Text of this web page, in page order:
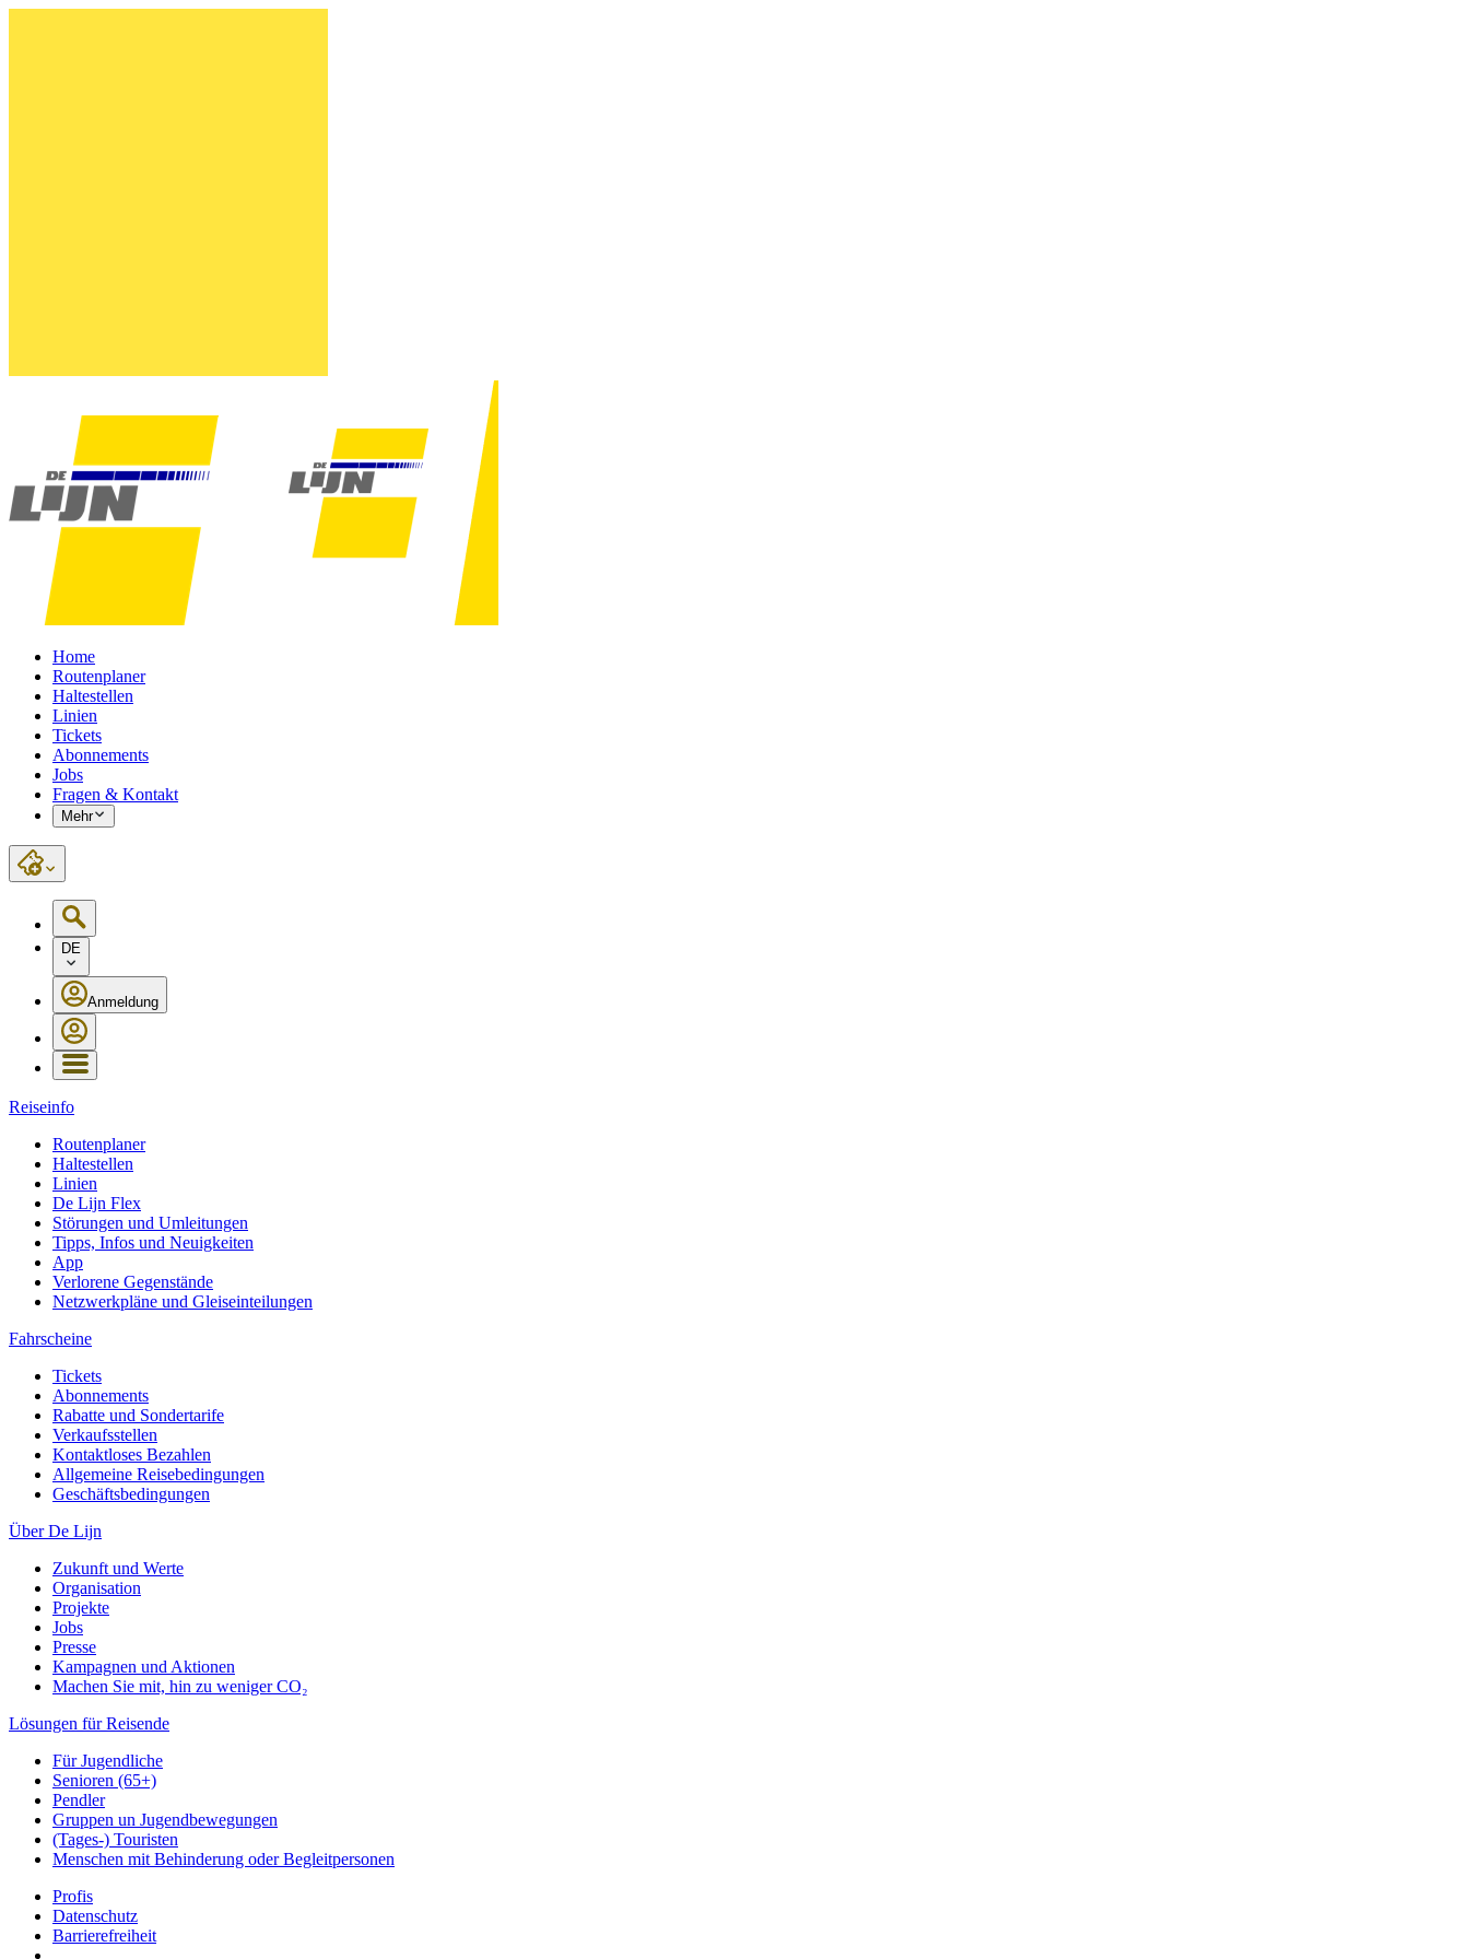
Home
Routenplaner
Haltestellen
Linien
Tickets
Abonnements
Jobs
Fragen & Kontakt
Mehr
DE
Anmeldung
Reiseinfo
Routenplaner
Haltestellen
Linien
De Lijn Flex
Störungen und Umleitungen
Tipps, Infos und Neuigkeiten
App
Verlorene Gegenstände
Netzwerkpläne und Gleiseinteilungen
Fahrscheine
Tickets
Abonnements
Rabatte und Sondertarife
Verkaufsstellen
Kontaktloses Bezahlen
Allgemeine Reisebedingungen
Geschäftsbedingungen
Über De Lijn
Zukunft und Werte
Organisation
Projekte
Jobs
Presse
Kampagnen und Aktionen
Machen Sie mit, hin zu weniger CO₂
Lösungen für Reisende
Für Jugendliche
Senioren (65+)
Pendler
Gruppen un Jugendbewegungen
(Tages-) Touristen
Menschen mit Behinderung oder Begleitpersonen
Profis
Datenschutz
Barrierefreiheit